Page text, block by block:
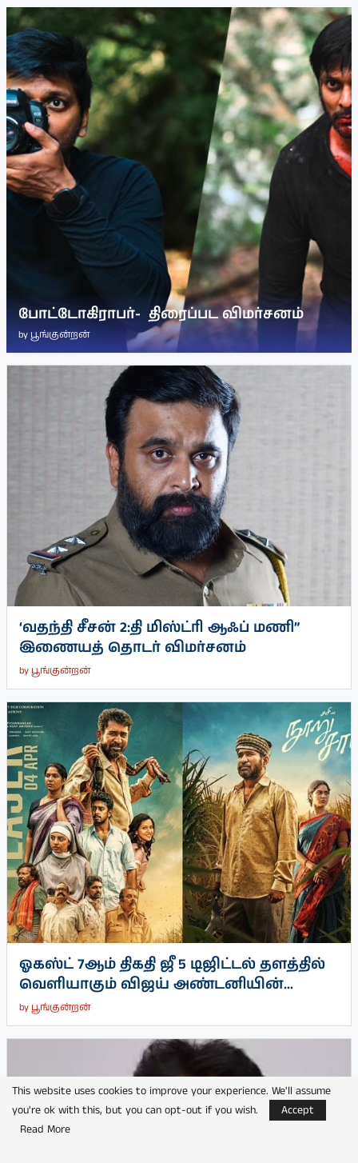
போட்டோகிராபர்- ‌ திரைப்பட விமர்சனம்
by பூங்குன்றன்
‘வதந்தி சீசன் 2:தி மிஸ்ட்ரி ஆஃப் மணி”
இணையத் தொடர் விமர்சனம்
by பூங்குன்றன்
ஓகஸ்ட் 7ஆம் திகதி ஜீ 5 டிஜிட்டல் தளத்தில்
வெளியாகும் விஜய் அண்டனியின்...
by பூங்குன்றன்
This website uses cookies to improve your experience. We'll assume
you're ok with this, but you can opt-out if you wish.
Accept
Read More